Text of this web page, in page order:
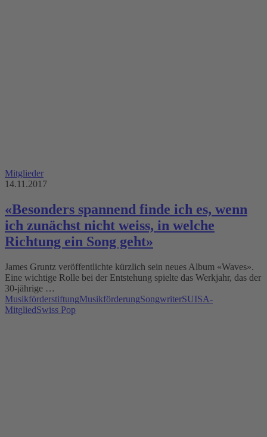
Mitglieder
14.11.2017
«Besonders spannend finde ich es, wenn
ich zunächst nicht weiss, in welche
Richtung ein Song geht»
James Gruntz veröffentlichte kürzlich sein neues Album «Waves».
Eine wichtige Rolle bei der Entstehung spielte das Werkjahr, das der
30-jährige …
MusikförderstiftungMusikförderungSongwriterSUISA-
MitgliedSwiss Pop